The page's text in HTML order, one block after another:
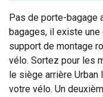
Pas de porte-bagage
bagages, il existe
support de montage
vélo. Sortez pour les
le siège arrière Urban
votre vélo. Un